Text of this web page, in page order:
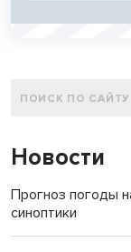
Новости
Прогноз погоды
синоптики